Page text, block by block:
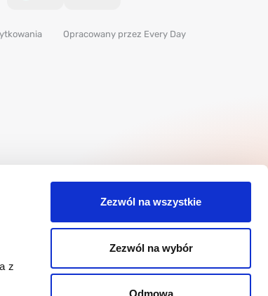
z
Zezwól na wszystkie
Zezwól na wybór
Odmowa
Opracowany przez Every Day